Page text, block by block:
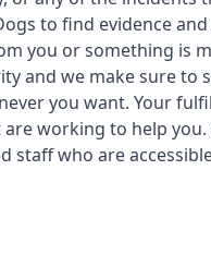
to find evidence and
you or something is
and we make sure to
you want. Your
working to help
staff who are